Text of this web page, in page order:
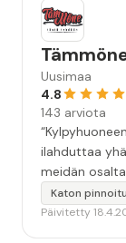
vuorokautta
pihallemme ja sulki
hommiin ja
Uusimaa
4.8
143 arviota
ilahduttaa
meidän
työstä, sekä
Katon
Päivitetty